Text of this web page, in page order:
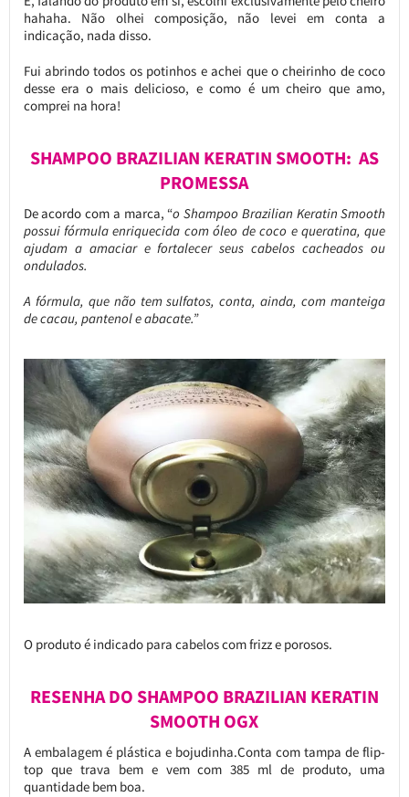
hahaha. Não olhei composição, não levei em conta a
indicação, nada disso.
Fui abrindo todos os potinhos e achei que o cheirinho de coco
desse era o mais delicioso, e como é um cheiro que amo,
comprei na hora!
SHAMPOO BRAZILIAN KERATIN SMOOTH: AS
PROMESSA
De acordo com a marca, “o Shampoo Brazilian Keratin Smooth
possui fórmula enriquecida com óleo de coco e queratina, que
ajudam a amaciar e fortalecer seus cabelos cacheados ou
ondulados.
A fórmula, que não tem sulfatos, conta, ainda, com manteiga
de cacau, pantenol e abacate.”
O produto é indicado para cabelos com frizz e porosos.
RESENHA DO SHAMPOO BRAZILIAN KERATIN
SMOOTH OGX
A embalagem é plástica e bojudinha.Conta com tampa de flip-
top que trava bem e vem com 385 ml de produto, uma
quantidade bem boa.